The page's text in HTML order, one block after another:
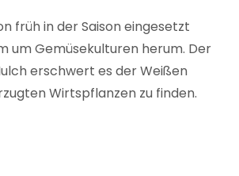
früh in der Saison eingesetzt
um Gemüsekulturen herum. Der
erschwert es der Weißen
Wirtspflanzen zu finden.